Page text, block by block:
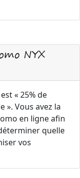
NYX
« 25% de
». Vous avez la
en ligne afin
quelle
vos